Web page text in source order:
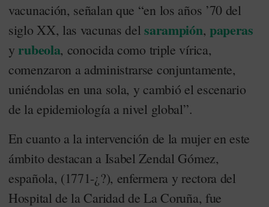
vacunación, señalan que “en los años ’70 del
siglo XX, las vacunas delsarampión, paperas
y rubeola, conocida como triple vírica,
comenzaron a administrarse conjuntamente,
uniéndolas en una sola, y cambió el escenario
de la epidemiología a nivel global”.
En cuanto a la intervención de la mujer en este
ámbito destacan a Isabel Zendal Gómez,
española, (1771-¿?), enfermera y rectora del
Hospital de la Caridad de La Coruña, fue